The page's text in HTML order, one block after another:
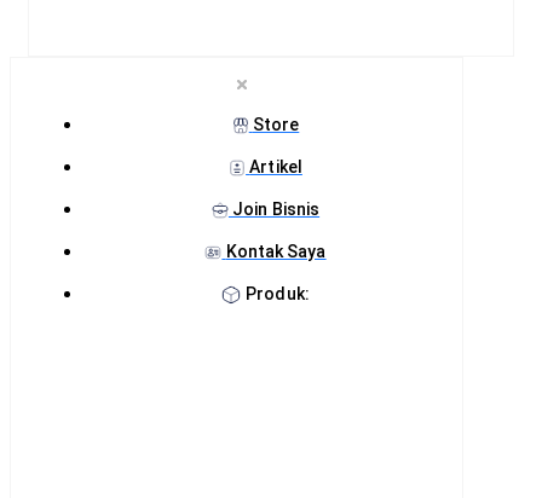
Store
Artikel
Join Bisnis
Kontak Saya
Produk: